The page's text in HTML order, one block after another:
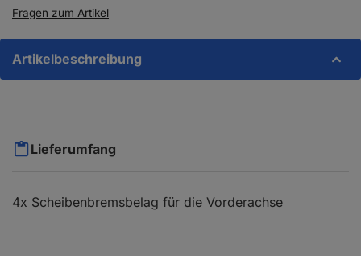
Fragen zum Artikel
Artikelbeschreibung
Lieferumfang
4x Scheibenbremsbelag für die Vorderachse